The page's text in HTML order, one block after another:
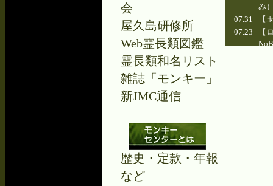
み
07.31
【
07.23
【
会
屋久島研修所
Web霊長類図鑑
霊長類和名リスト
雑誌「モンキー」
新JMC通信
歴史・定款・年報
など